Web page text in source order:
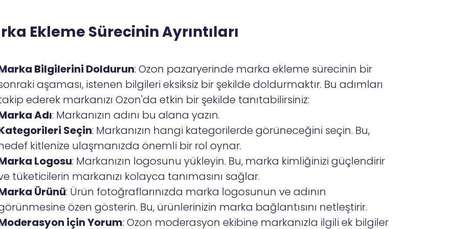
Ekleme Sürecinin Ayrıntıları
Bilgilerini Doldurun: Ozon pazaryerinde marka ekleme sürecinin bir
aşaması, istenen bilgileri eksiksiz bir şekilde doldurmaktır. Bu adımları
ederek markanızı Ozon'da etkin bir şekilde tanıtabilirsiniz:
Adı: Markanızın adını bu alana yazın.
Seçin: Markanızın hangi kategorilerde görüneceğini seçin. Bu,
kitlenize ulaşmanızda önemli bir rol oynar.
Logosu: Markanızın logosunu yükleyin. Bu, marka kimliğinizi güçlendirir
tüketicilerin markanızı kolayca tanımasını sağlar.
Ürünü: Ürün fotoğraflarınızda marka logosunun ve adının
özen gösterin. Bu, ürünlerinizin marka bağlantısını netleştirir.
için Yorum: Ozon moderasyon ekibine markanızla ilgili ek bilgiler